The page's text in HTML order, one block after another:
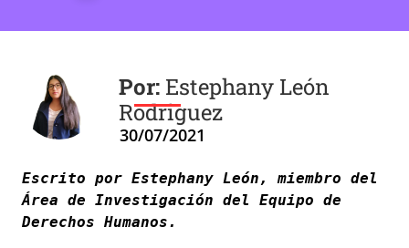
Estephany León
Rodriguez
Escrito por Estephany León, miembro del
Área de Investigación del Equipo de
Derechos Humanos.
30/07/2021